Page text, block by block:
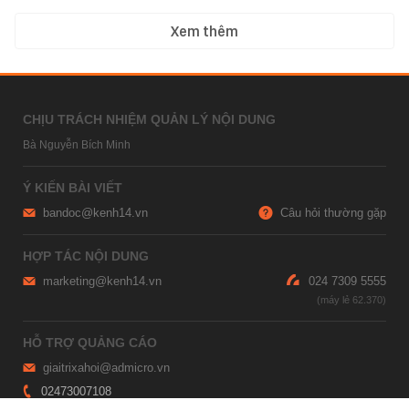
Xem thêm
CHỊU TRÁCH NHIỆM QUẢN LÝ NỘI DUNG
Bà Nguyễn Bích Minh
Ý KIẾN BÀI VIẾT
bandoc@kenh14.vn Câu hỏi thường gặp
HỢP TÁC NỘI DUNG
marketing@kenh14.vn 024 7309 5555
HỖ TRỢ QUẢNG CÁO
giaitrixahoi@admicro.vn
02473007108